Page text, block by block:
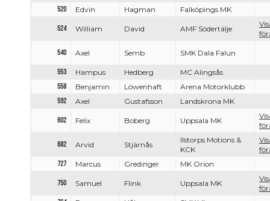
520
Edvin Hagman Falköpings MK
524 William David AMF Södertälje
540 Axel Semb SMK Dala Falun
553 Hampus Hedberg
MC Alingsås
558
Benjamin Löwenhaft
Arena Motorklubb
592
Axel Gustafsson Landskrona MK
602 Felix Boberg Uppsala MK
682 Arvid Stjärnås
Ilstorps Motions &
KCK
727
Marcus Gredinger MK Orion
750 Samuel Flink Uppsala MK